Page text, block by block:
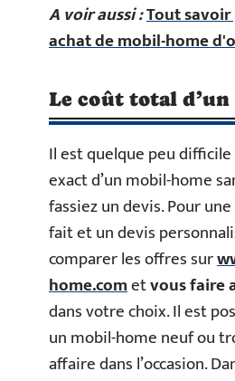
A voir aussi :Tout
achat de mobil-home
Le coût total
Il est quelque peu difficile
exact d’un mobil-home
fassiez un devis. Pour
fait et un devis
comparer les offres sur
home.cometvous faire
dans votre choix. Il est
un mobil-home neuf ou
affaire dans l’occasion.